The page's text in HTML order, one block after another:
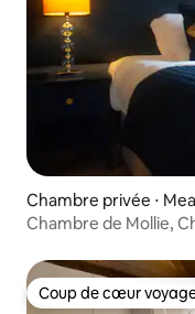
Chambre privée ⋅
Chambre de Mollie,
Coup de cœur
Coup de cœur